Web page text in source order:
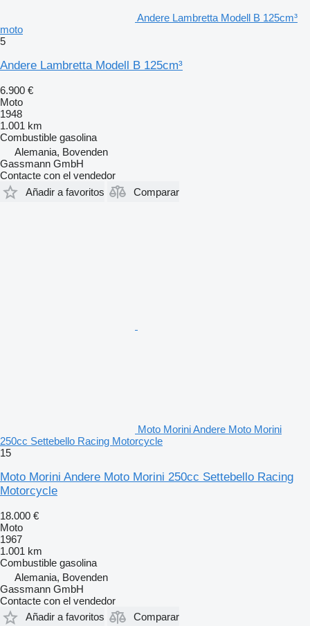
Andere Lambretta Modell B 125cm³
moto
5
Andere Lambretta Modell B 125cm³
6.900 €
Moto
1948
1.001 km
Combustible gasolina
Alemania, Bovenden
Gassmann GmbH
Contacte con el vendedor
Añadir a favoritos
Comparar
Moto Morini Andere Moto Morini
250cc Settebello Racing Motorcycle
15
Moto Morini Andere Moto Morini 250cc Settebello Racing
Motorcycle
18.000 €
Moto
1967
1.001 km
Combustible gasolina
Alemania, Bovenden
Gassmann GmbH
Contacte con el vendedor
Añadir a favoritos
Comparar